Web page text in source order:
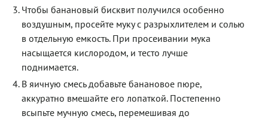
Чтобы банановый бисквит получился особенно
воздушным, просейте муку с разрыхлителем и солью
в отдельную емкость. При просеивании мука
насыщается кислородом, и тесто лучше
поднимается.
В яичную смесь добавьте банановое пюре,
аккуратно вмешайте его лопаткой. Постепенно
всыпьте мучную смесь, перемешивая до